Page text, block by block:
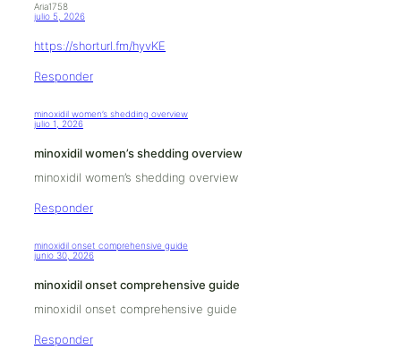
Aria1758
julio 5, 2026
https://shorturl.fm/hyvKE
Responder
minoxidil women’s shedding overview
julio 1, 2026
minoxidil women’s shedding overview
minoxidil women’s shedding overview
Responder
minoxidil onset comprehensive guide
junio 30, 2026
minoxidil onset comprehensive guide
minoxidil onset comprehensive guide
Responder